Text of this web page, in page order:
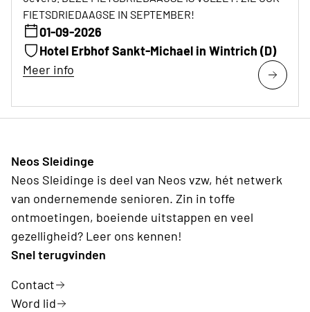
FIETSDRIEDAAGSE IN SEPTEMBER!
01-09-2026
Hotel Erbhof Sankt-Michael in Wintrich (D)
Meer info
Neos Sleidinge
Neos Sleidinge is deel van Neos vzw, hét netwerk
van ondernemende senioren. Zin in toffe
ontmoetingen, boeiende uitstappen en veel
gezelligheid? Leer ons kennen!
Snel terugvinden
Contact
Word lid